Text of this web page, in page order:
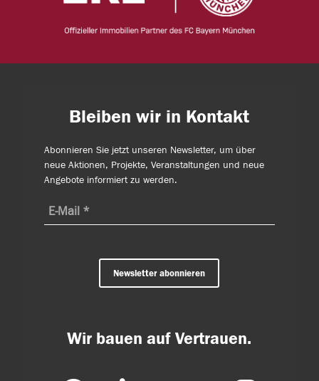
Bleiben wir in Kontakt
Abonnieren Sie jetzt unseren Newsletter, um über
neue Aktionen, Projekte, Veranstaltungen und neue
Angebote informiert zu werden.
Newsletter abonnieren
Wir bauen auf Vertrauen.